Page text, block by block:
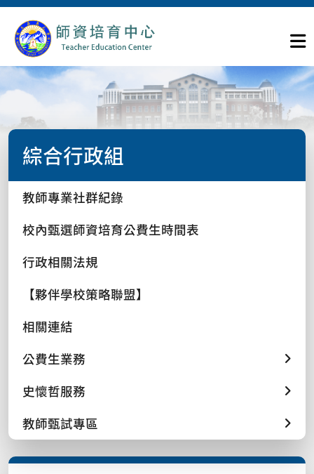
綜合行政組
教師專業社群紀錄
校內甄選師資培育公費生時間表
行政相關法規
【夥伴學校策略聯盟】
相關連結
公費生業務
史懷哲服務
教師甄試專區